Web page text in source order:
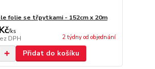
folie se třpytkami - 152cm x 20m
/ks
DPH 2 týdny od objednání
Přidat do košíku